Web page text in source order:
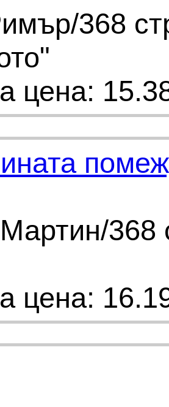
368
цена:
цена: